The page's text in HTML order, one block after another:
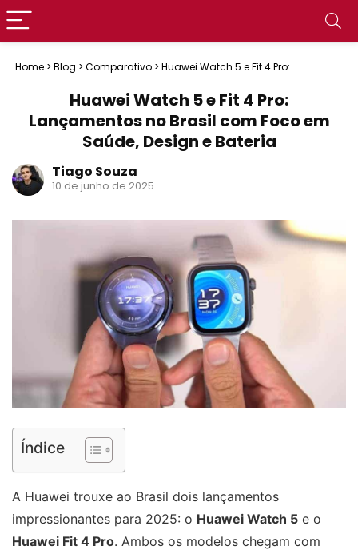
Home > Blog > Comparativo > Huawei Watch 5 e Fit 4 Pro:
Huawei Watch 5 e Fit 4 Pro:
Lançamentos no Brasil com Foco em
Saúde, Design e Bateria
Tiago Souza
10 de junho de 2025
Índice
A Huawei trouxe ao Brasil dois lançamentos
impressionantes para 2025: o Huawei Watch 5 e o
Huawei Fit 4 Pro. Ambos os modelos chegam com